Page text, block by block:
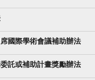
國際學術會議補助辦法
託或補助計畫獎勵辦法